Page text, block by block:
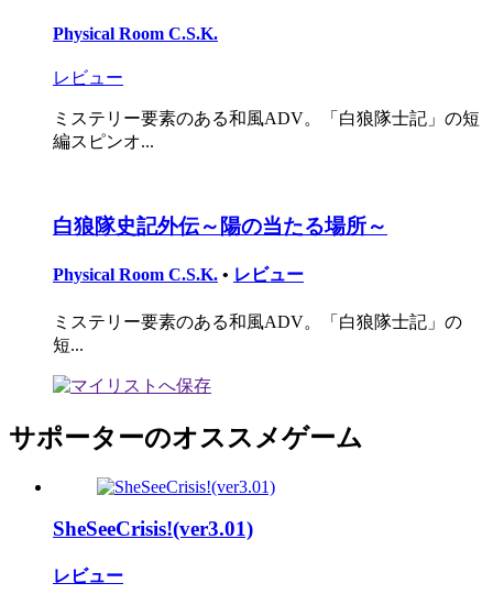
Physical Room C.S.K.
レビュー
ミステリー要素のある和風ADV。「白狼隊士記」の短
編スピンオ...
白狼隊史記外伝～陽の当たる場所～
Physical Room C.S.K. • レビュー
ミステリー要素のある和風ADV。「白狼隊士記」の
短...
サポーターのオススメゲーム
SheSeeCrisis!(ver3.01)
レビュー